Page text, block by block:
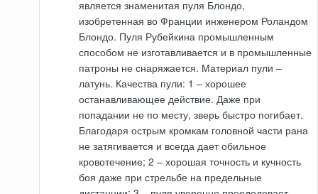
является знаменитая пуля Блондо,
изобретенная во Франции инженером Роландом
Блондо. Пуля Рубейкина промышленным
способом не изготавливается и в промышленные
патроны не снаряжается. Материал пули –
латунь. Качества пули: 1 – хорошее
останавливающее действие. Даже при
попадании не по месту, зверь быстро погибает.
Благодаря острым кромкам головной части рана
не затягивается и всегда дает обильное
кровотечение; 2 – хорошая точность и кучность
боя даже при стрельбе на предельные